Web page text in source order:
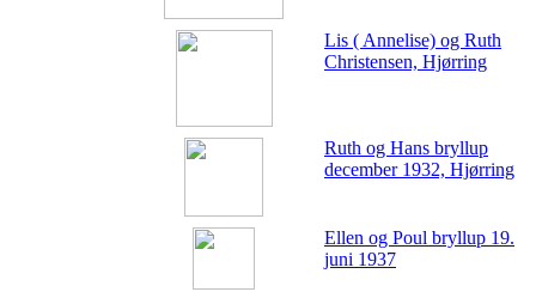
Lis ( Annelise) og Ruth
Christensen, Hjørring
Ruth og Hans bryllup
december 1932, Hjørring
Ellen og Poul bryllup 19.
juni 1937